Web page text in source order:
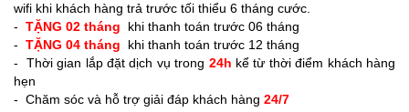
wifi khi khách hàng trả trước tối thiểu 6 tháng cước.
- TẶNG 02 tháng khi thanh toán trước 06 tháng
- TẶNG 04 tháng khi thanh toán trước 12 tháng
- Thời gian lắp đặt dịch vụ trong 24h kể từ thời điểm khách hàng
hẹn
- Chăm sóc và hỗ trợ giải đáp khách hàng 24/7